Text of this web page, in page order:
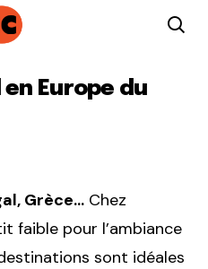
Europe du
Grèce… Chez
faible pour l’ambiance
sont idéales